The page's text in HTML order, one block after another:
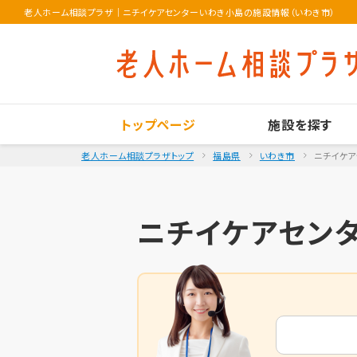
老人ホーム相談プラザ ｜ ニチイケアセンターいわき小島の施設情報（いわき市）
トップページ 施設を探す
老人ホーム相談プラザトップ 福島県 いわき市 ニチイケ
ニチイケアセン